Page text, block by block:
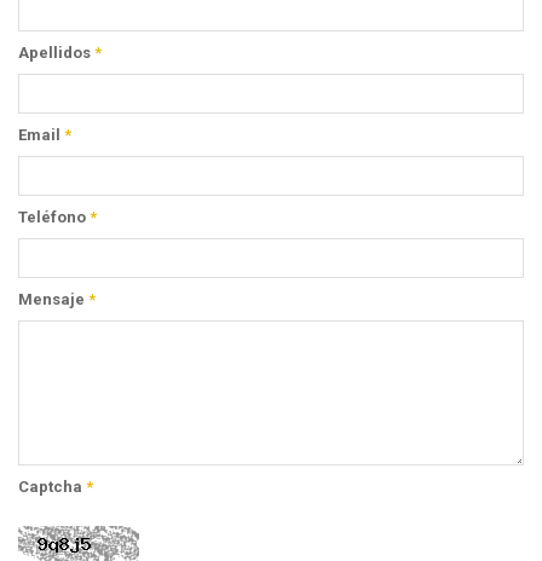
Apellidos *
Email *
Teléfono *
Mensaje *
Captcha *